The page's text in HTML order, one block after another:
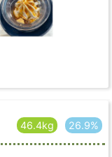
46.4kg 26.9%